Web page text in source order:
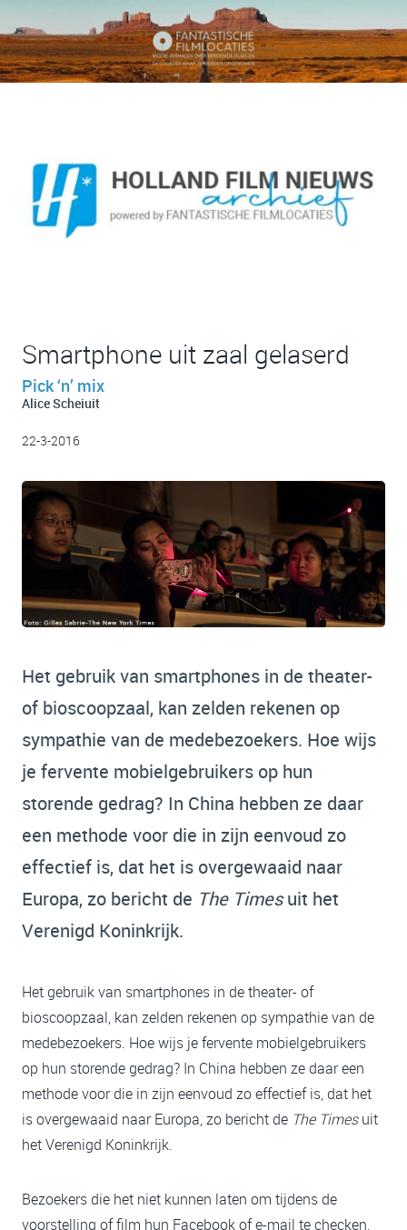
Smartphone uit zaal gelaserd
Pick ‘n’ mix
Alice Scheiuit
22-3-2016
Het gebruik van smartphones in de theater-
of bioscoopzaal, kan zelden rekenen op
sympathie van de medebezoekers. Hoe wijs
je fervente mobielgebruikers op hun
storende gedrag? In China hebben ze daar
een methode voor die in zijn eenvoud zo
effectief is, dat het is overgewaaid naar
Europa, zo bericht de The Timesuit het
Verenigd Koninkrijk.
Het gebruik van smartphones in de theater- of
bioscoopzaal, kan zelden rekenen op sympathie van de
medebezoekers. Hoe wijs je fervente mobielgebruikers
op hun storende gedrag? In China hebben ze daar een
methode voor die in zijn eenvoud zo effectief is, dat het
is overgewaaid naar Europa, zo bericht de The Timesuit
het Verenigd Koninkrijk.
Bezoekers die het niet kunnen laten om tijdens de
voorstelling of film hun Facebook of e-mail te checken,